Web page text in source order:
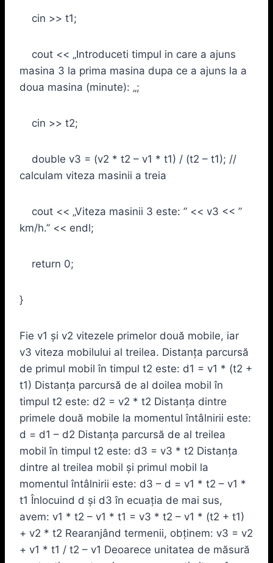
cin >> t1;
cout << „Introduceti timpul in care a ajuns
masina 3 la prima masina dupa ce a ajuns la a
doua masina (minute): „;
cin >> t2;
double v3 = (v2 * t2 – v1 * t1) / (t2 – t1); //
calculam viteza masinii a treia
cout << „Viteza masinii 3 este: ” << v3 << ”
km/h.” << endl;
return 0;
}
Fie v1 şi v2 vitezele primelor două mobile, iar
v3 viteza mobilului al treilea. Distanţa parcursă
de primul mobil în timpul t2 este: d1 = v1 * (t2 +
t1) Distanţa parcursă de al doilea mobil în
timpul t2 este: d2 = v2 * t2 Distanţa dintre
primele două mobile la momentul întâlnirii este:
d = d1 – d2 Distanţa parcursă de al treilea
mobil în timpul t2 este: d3 = v3 * t2 Distanţa
dintre al treilea mobil şi primul mobil la
momentul întâlnirii este: d3 – d = v1 * t2 – v1 *
t1 Înlocuind d şi d3 în ecuaţia de mai sus,
avem: v1 * t2 – v1 * t1 = v3 * t2 – v1 * (t2 + t1)
+ v2 * t2 Rearanjând termenii, obţinem: v3 = v2
+ v1 * t1 / t2 – v1 Deoarece unitatea de măsură